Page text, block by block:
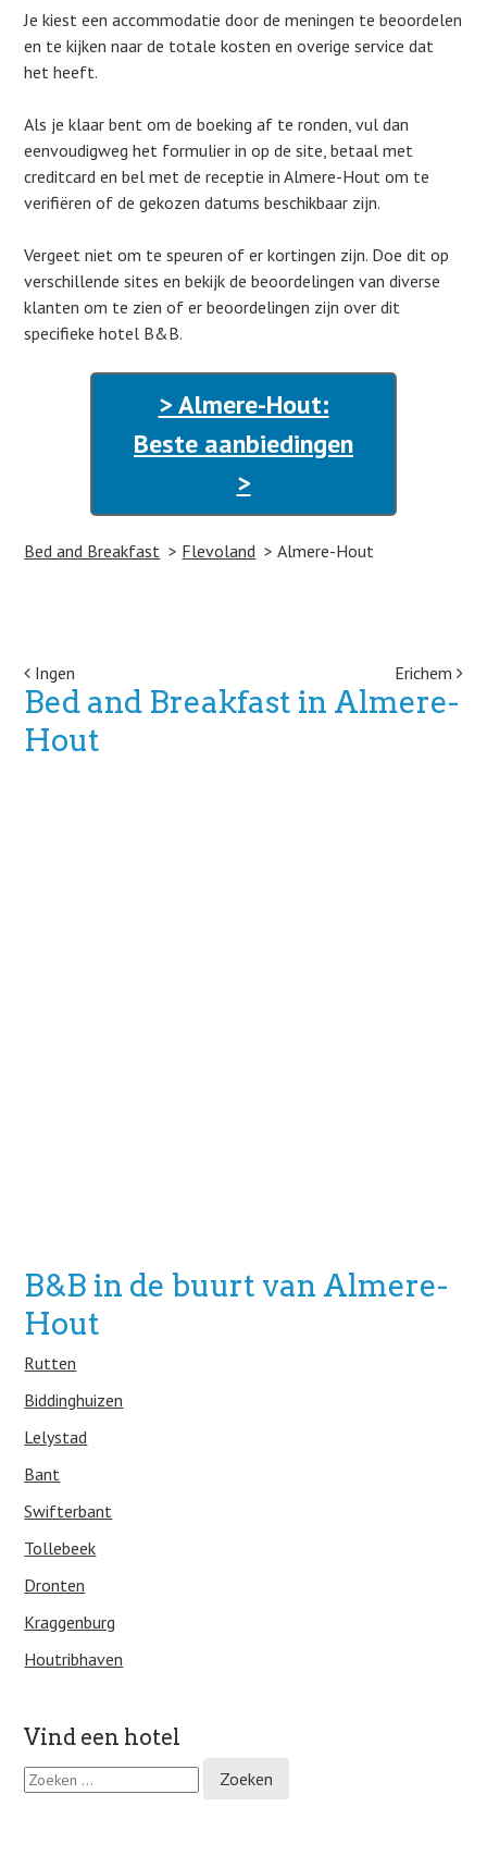
Je kiest een accommodatie door de meningen te beoordelen
en te kijken naar de totale kosten en overige service dat
het heeft.
Als je klaar bent om de boeking af te ronden, vul dan
eenvoudigweg het formulier in op de site, betaal met
creditcard en bel met de receptie in Almere-Hout om te
verifiëren of de gekozen datums beschikbaar zijn.
Vergeet niet om te speuren of er kortingen zijn. Doe dit op
verschillende sites en bekijk de beoordelingen van diverse
klanten om te zien of er beoordelingen zijn over dit
specifieke hotel B&B.
> Almere-Hout:
Beste aanbiedingen
>
Bed and Breakfast Flevoland Almere-Hout
Post navigation
Ingen Erichem
Bed and Breakfast in Almere-
Hout
B&B in de buurt van Almere-
Hout
Rutten
Biddinghuizen
Lelystad
Bant
Swifterbant
Tollebeek
Dronten
Kraggenburg
Houtribhaven
Vind een hotel
Z
o